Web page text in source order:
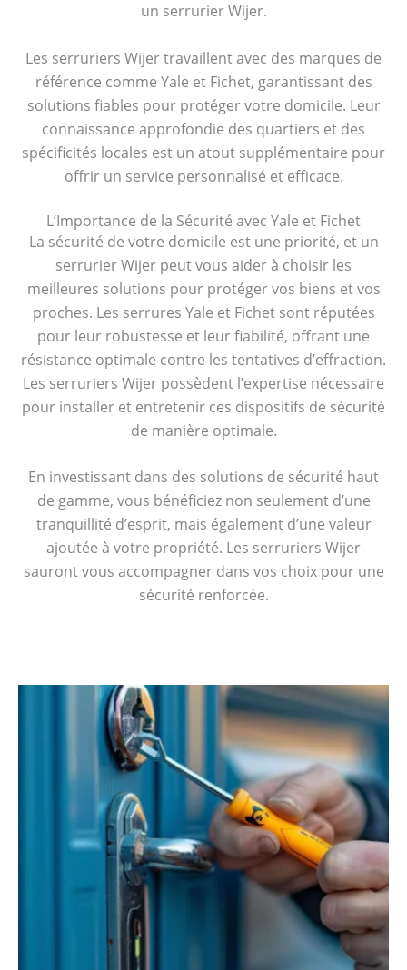
un serrurier Wijer.
Les serruriers Wijer travaillent avec des marques de
référence comme Yale et Fichet, garantissant des
solutions fiables pour protéger votre domicile. Leur
connaissance approfondie des quartiers et des
spécificités locales est un atout supplémentaire pour
offrir un service personnalisé et efficace.
L’Importance de la Sécurité avec Yale et Fichet
La sécurité de votre domicile est une priorité, et un
serrurier Wijer peut vous aider à choisir les
meilleures solutions pour protéger vos biens et vos
proches. Les serrures Yale et Fichet sont réputées
pour leur robustesse et leur fiabilité, offrant une
résistance optimale contre les tentatives d’effraction.
Les serruriers Wijer possèdent l’expertise nécessaire
pour installer et entretenir ces dispositifs de sécurité
de manière optimale.
En investissant dans des solutions de sécurité haut
de gamme, vous bénéficiez non seulement d’une
tranquillité d’esprit, mais également d’une valeur
ajoutée à votre propriété. Les serruriers Wijer
sauront vous accompagner dans vos choix pour une
sécurité renforcée.